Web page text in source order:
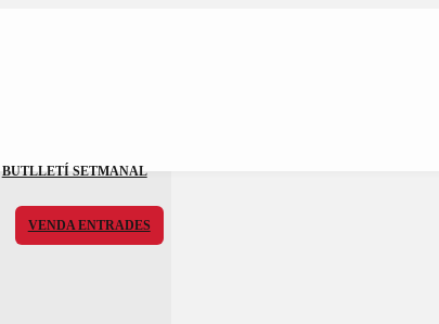
BUTLLETÍ SETMANAL
VENDA ENTRADES